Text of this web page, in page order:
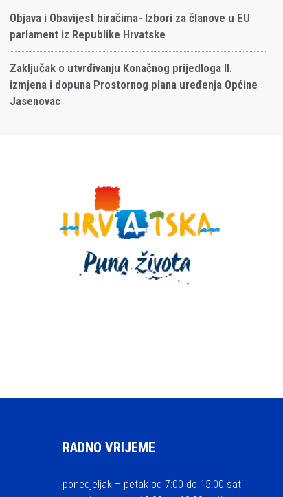
Objava i Obavijest biračima- Izbori za članove u EU
parlament iz Republike Hrvatske
Zaključak o utvrđivanju Konačnog prijedloga II.
izmjena i dopuna Prostornog plana uređenja Općine
Jasenovac
RADNO VRIJEME
ponedjeljak – petak od 7:00 do 15:00 sati